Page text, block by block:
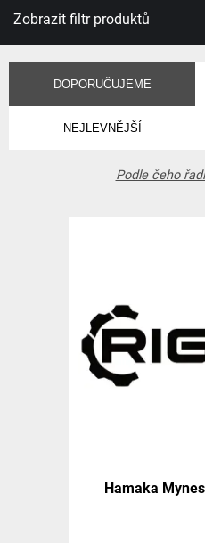
Zobrazit filtr produktů
DOPORUČUJEME
NEJLEVNĚJŠÍ
Podle čeho
Hamaka